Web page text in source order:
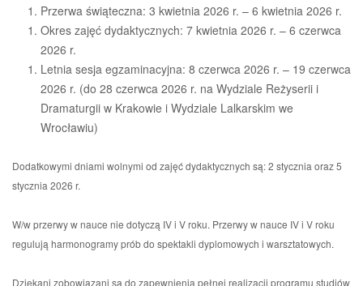
Przerwa świąteczna: 3 kwietnia 2026 r. – 6 kwietnia 2026 r.
Okres zajęć dydaktycznych: 7 kwietnia 2026 r. – 6 czerwca
2026 r.
Letnia sesja egzaminacyjna: 8 czerwca 2026 r. – 19 czerwca
2026 r. (do 28 czerwca 2026 r. na Wydziale Reżyserii i
Dramaturgii w Krakowie i Wydziale Lalkarskim we
Wrocławiu)
Dodatkowymi dniami wolnymi od zajęć dydaktycznych są: 2 stycznia oraz 5
stycznia 2026 r.
W/w przerwy w nauce nie dotyczą IV i V roku. Przerwy w nauce IV i V roku
regulują harmonogramy prób do spektakli dyplomowych i warsztatowych.
Dziekani zobowiązani są do zapewnienia pełnej realizacji programu studiów